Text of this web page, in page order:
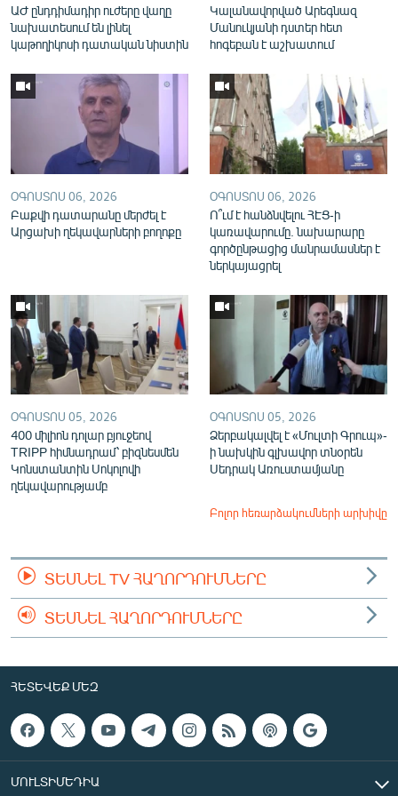
English
Русский
ՀԵՏԵՎԵՔ ՄԵԶ
«Ազատության» բոլոր կայքերը
ԱԺ ընդդիմադիր ուժերը վաղը
նախատեսում են լինել
կաթողիկոսի դատական նիստին
Կալանավորված Արեգնազ
Մանուկյանի դստեր հետ
հոգեբան է աշխատում
ՕԳՈՍՏՈՍ 06, 2026
Բաքվի դատարանը մերժել է
Արցախի ղեկավարների բողոքը
ՕԳՈՍՏՈՍ 06, 2026
Ո՞ւմ է հանձնվելու ՀԷՑ-ի
կառավարումը. նախարարը
գործընթացից մանրամասներ է
ներկայացրել
ՕԳՈՍՏՈՍ 05, 2026
400 միլիոն դոլար բյուջեով
TRIPP հիմնադրամ՝ բիզնեսմեն
Կոնստանտին Սոկոլովի
ղեկավարությամբ
ՕԳՈՍՏՈՍ 05, 2026
Ձերբակալվել է «Մուլտի Գրուպ»-
ի նախկին գլխավոր տնօրեն
Սեդրակ Առուստամյանը
Բոլոր հեռարձակումների արխիվը
ՏԵՍՆԵԼ TV ՀԱՂՈՐԴՈՒՄՆԵՐԸ
ՏԵՍՆԵԼ ՀԱՂՈՐԴՈՒՄՆԵՐԸ
ՀԵՏԵՎԵՔ ՄԵԶ
ՄՈՒԼՏԻՄԵԴԻԱ